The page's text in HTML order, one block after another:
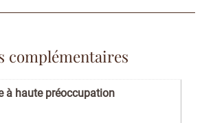
complémentaires
à haute préoccupation